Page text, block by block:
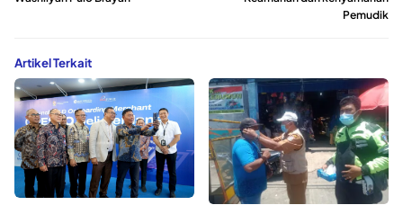
Pemudik
Artikel Terkait